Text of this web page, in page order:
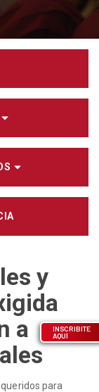
y
a
para
INSCRIBITE
AQUÍ